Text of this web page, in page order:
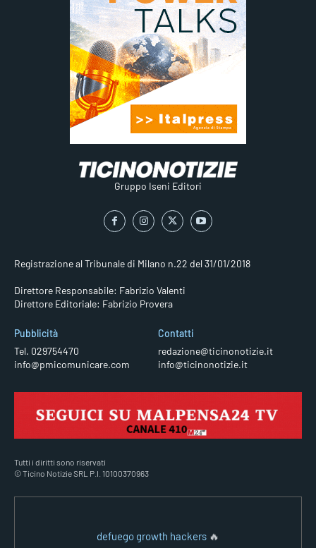
Gruppo Iseni Editori
Registrazione al Tribunale di Milano n.22 del 31/01/2018
Direttore Responsabile: Fabrizio Valenti
Direttore Editoriale: Fabrizio Provera
Pubblicità
Tel. 029754470
info@pmicomunicare.com
Contatti
redazione@ticinonotizie.it
info@ticinonotizie.it
Tutti i diritti sono riservati
© Ticino Notizie SRL P.I. 10100370963
defuego growth hackers 🔥